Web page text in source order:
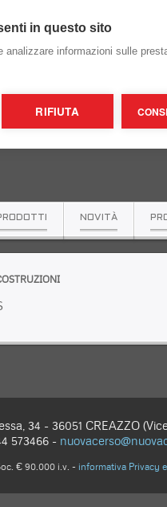
NOVITÀ
34 - 36051 CREAZZO
573466 -
€ 90.000 i.v. - informativa Privacy
in questo sito
analizzare informazioni sulle
RIFIUTA